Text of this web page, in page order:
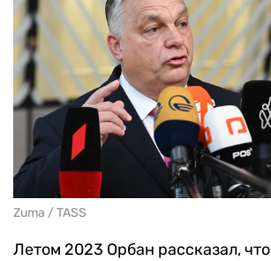
Zuma / TASS
Летом 2023 Орбан рассказал, что